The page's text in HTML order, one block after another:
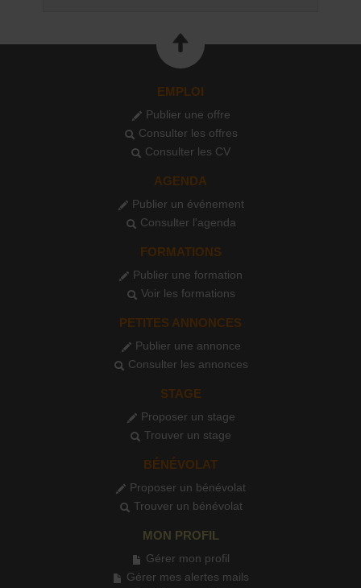
EMPLOI
Publier une offre
Consulter les offres
Consulter les CV
AGENDA
Publier un événement
Consulter l'agenda
FORMATIONS
Publier une formation
Voir les formations
PETITES ANNONCES
Publier une annonce
Consulter les annonces
STAGE
Proposer un stage
Trouver un stage
BÉNÉVOLAT
Proposer un bénévolat
Trouver un bénévolat
MON PROFIL
Gérer mon profil
Gérer mes alertes mails